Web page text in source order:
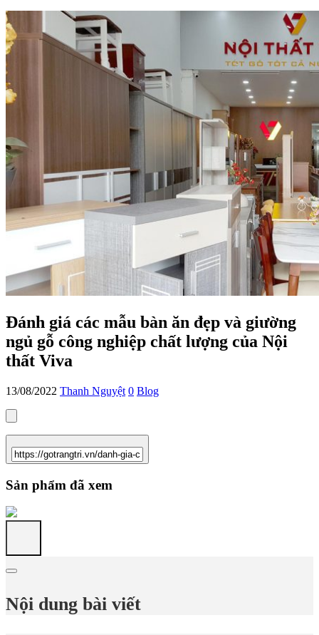
Đánh giá các mẫu bàn ăn đẹp và giường
ngủ gỗ công nghiệp chất lượng của Nội
thất Viva
13/08/2022 Thanh Nguyệt 0 Blog
Sản phẩm đã xem
Nội dung bài viết